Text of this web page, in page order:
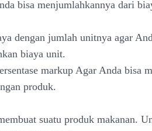
bisa menjumlahkannya dari
dengan jumlah unitnya agar
biaya unit.
markup Agar Anda bisa
produk.
suatu produk makanan.